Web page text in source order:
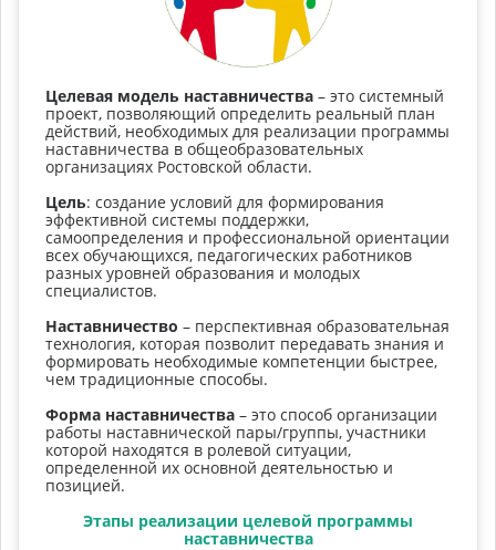
Целевая модель наставничества – это системный
проект, позволяющий определить реальный план
действий, необходимых для реализации программы
наставничества в общеобразовательных
организациях Ростовской области.
Цель: создание условий для формирования
эффективной системы поддержки,
самоопределения и профессиональной ориентации
всех обучающихся, педагогических работников
разных уровней образования и молодых
специалистов.
Наставничество – перспективная образовательная
технология, которая позволит передавать знания и
формировать необходимые компетенции быстрее,
чем традиционные способы.
Форма наставничества – это способ организации
работы наставнической пары/группы, участники
которой находятся в ролевой ситуации,
определенной их основной деятельностью и
позицией.
Этапы реализации целевой программы
наставничества